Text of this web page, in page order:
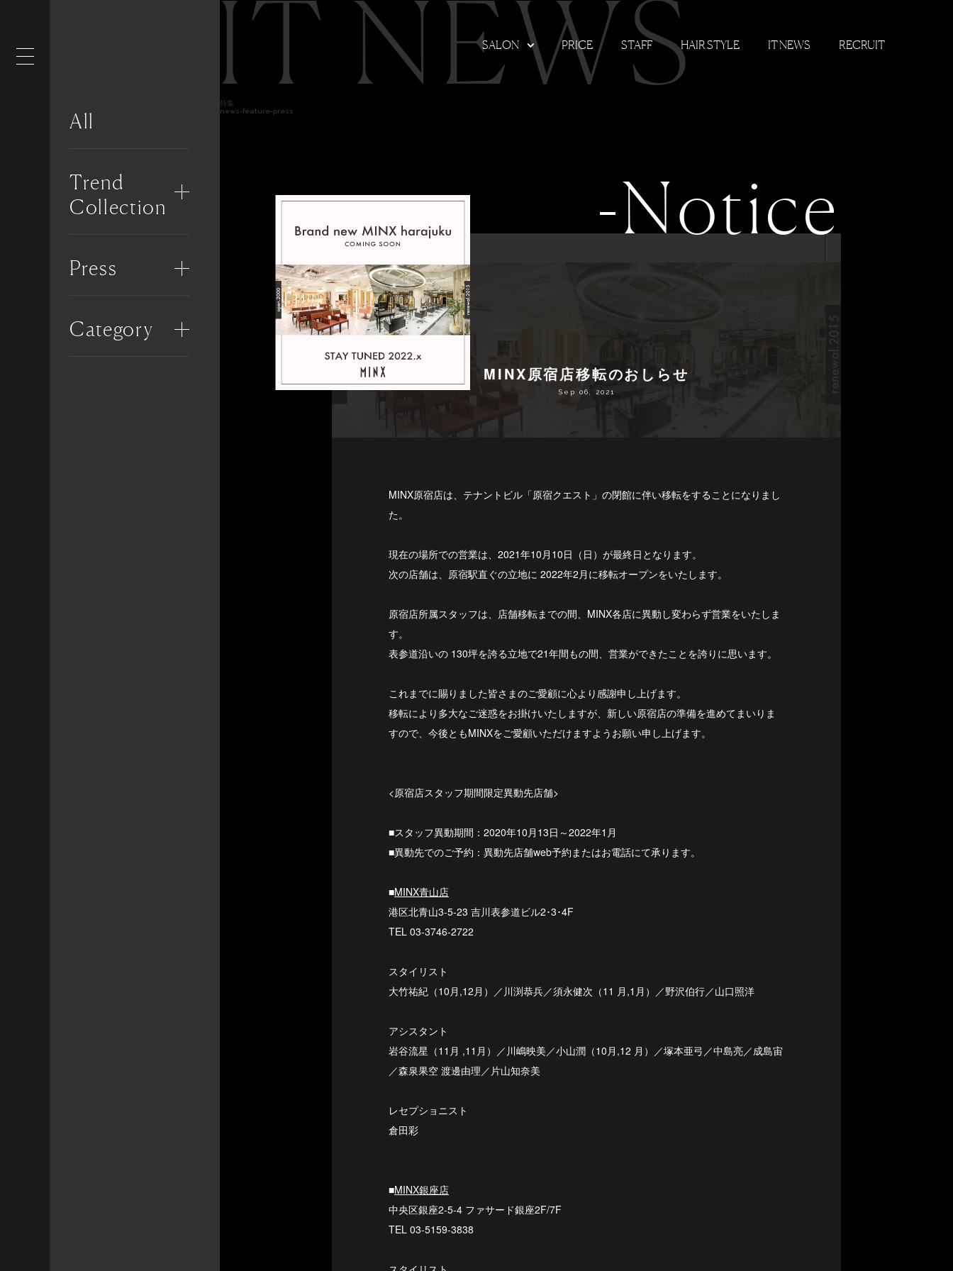
All
Trend
Collection
Press
Category
SALON PRICE STAFF HAIR STYLE IT NEWS RECRUIT
IT NEWS
特集
news-feature-press
-Notice
MINX原宿店移転のおしらせ
Sep 06, 2021
MINX原宿店は、テナントビル「原宿クエスト」の閉館に伴い移転をすることになりまし
た。
現在の場所での営業は、2021年10月10日（日）が最終日となります。
次の店舗は、原宿駅直ぐの立地に 2022年2月に移転オープンをいたします。
原宿店所属スタッフは、店舗移転までの間、MINX各店に異動し変わらず営業をいたしま
す。
表参道沿いの 130坪を誇る立地で21年間もの間、営業ができたことを誇りに思います。
これまでに賜りました皆さまのご愛顧に心より感謝申し上げます。
移転により多大なご迷惑をお掛けいたしますが、新しい原宿店の準備を進めてまいりま
すので、今後ともMINXをご愛顧いただけますようお願い申し上げます。
<原宿店スタッフ期間限定異動先店舗>
■スタッフ異動期間：2020年10月13日～2022年1月
■異動先でのご予約：異動先店舗web予約またはお電話にて承ります。
■MINX青山店
港区北青山3-5-23 吉川表参道ビル2･3･4F
TEL 03-3746-2722
スタイリスト
大竹祐紀（10月,12月）／川渕恭兵／須永健次（11 月,1月）／野沢伯行／山口照洋
アシスタント
岩谷流星（11月 ,11月）／川嶋映美／小山潤（10月,12 月）／塚本亜弓／中島亮／成島宙
／森泉果空 渡邊由理／片山知奈美
レセプショニスト
倉田彩
■MINX銀座店
中央区銀座2-5-4 ファサード銀座2F/7F
TEL 03-5159-3838